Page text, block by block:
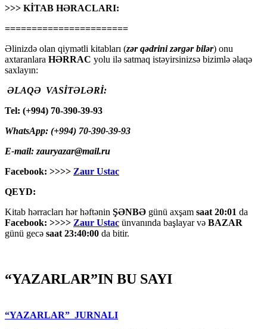
>>> KİTAB HƏRACLARI:
=======================
Əlinizdə olan qiymətli kitabları (zər qədrini zərgər bilər) onu
axtaranlara HƏRRAC yolu ilə satmaq istəyirsinizsə bizimlə əlaqə
saxlayın:
ƏLAQƏ VASİTƏLƏRİ:
Tel: (+994) 70-390-39-93
WhatsApp: (+994) 70-390-39-93
E-mail: zauryazar@mail.ru
Facebook: >>>> Zaur Ustac
QEYD:
Kitab hərracları hər həftənin ŞƏNBƏ günü axşam saat 20:01 da
Facebook: >>>> Zaur Ustac ünvanında başlayar və BAZAR
günü gecə saat 23:40:00 da bitir.
“YAZARLAR”IN BU SAYI
“YAZARLAR” JURNALI